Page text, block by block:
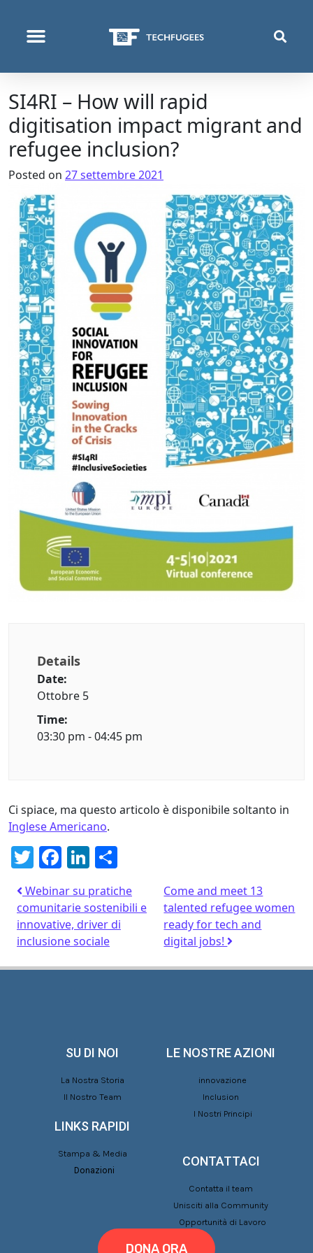
SI4RI – How will rapid
digitisation impact migrant and
refugee inclusion?
Posted on 27 settembre 2021
Details
Date:
Ottobre 5
Time:
03:30 pm - 04:45 pm
Ci spiace, ma questo articolo è disponibile soltanto in
Inglese Americano.
Twitter
Facebook
LinkedIn
Webinar su pratiche
comunitarie sostenibili e
innovative, driver di
inclusione sociale
Come and meet 13
talented refugee women
ready for tech and
digital jobs!
SU DI NOI
La Nostra Storia
Il Nostro Team
LE NOSTRE AZIONI
innovazione
Inclusion
I Nostri Principi
LINKS RAPIDI
Stampa & Media
Donazioni
CONTATTACI
Contatta il team
Unisciti alla Community
Opportunità di Lavoro
DONA ORA